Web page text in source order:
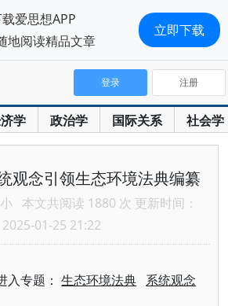
学 政治学 国际关系 社会学
登录 注册
观念引领生态环境法典编纂
小 本文共阅读 1880 次 更新时间：
2025-01-25 21:22
入专题：生态环境法典 系统观念
爱思想APP
地阅读精品文章
立即下载